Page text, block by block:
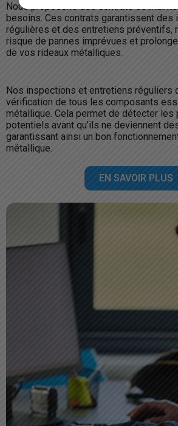
Nous proposons des contrats de
besoins. Ces contrats garantissent des
régulières et des entretiens préventifs,
risque de pannes imprévues et
de vos rideaux métalliques.
Nos inspections et entretiens réguliers
vérification de tous les composants
métallique. Cela permet de détecter les
potentiels avant qu’ils ne deviennent
garantissant ainsi un bon
métallique.
EN SAVOIR PLUS